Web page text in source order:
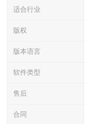
适合行业
版权
版本语言
软件类型
售后
合同